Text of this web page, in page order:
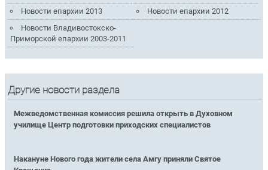
Новости епархии 2013
Новости епархии 2012
Новости Владивостокско-
Приморской епархии 2003-2011
Другие новости раздела
Межведомственная комиссия решила открыть в Духовном
училище Центр подготовки приходских специалистов
Накануне Нового года жители села Амгу приняли Святое